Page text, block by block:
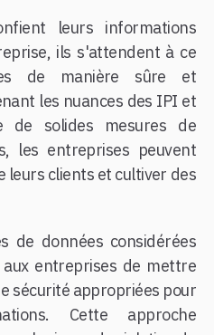
leurs informations
ils s'attendent à ce
de manière sûre et
les nuances des IPI et
solides mesures de
les entreprises peuvent
leurs clients et cultiver des
de données considérées
entreprises de mettre
sécurité appropriées pour
Cette approche